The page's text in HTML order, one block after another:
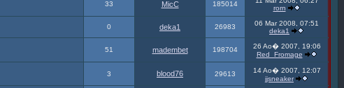
33 MicC 185014
rorn
0 deka1 26983
06 Mar 2008, 07:51
deka1
51 madembet 198704
26 Ao� 2007, 19:06
Red_Fromage
3 blood76 29613
14 Ao� 2007, 12:07
jjsneaker